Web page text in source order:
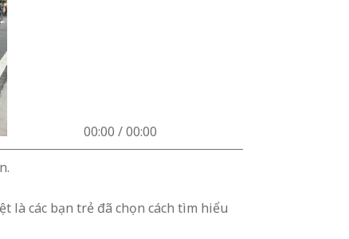
00:00 / 00:00
là các bạn trẻ đã chọn cách tìm hiểu